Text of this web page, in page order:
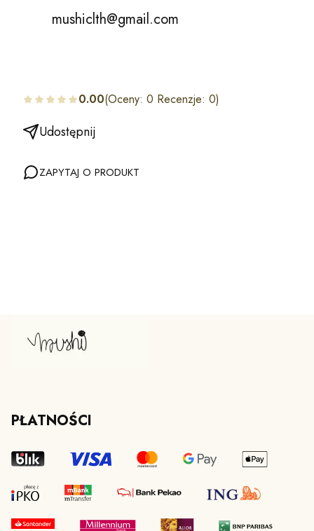
mushiclth@gmail.com
0.00(Oceny: 0 Recenzje: 0)
Udostępnij
ZAPYTAJ O PRODUKT
PŁATNOŚCI